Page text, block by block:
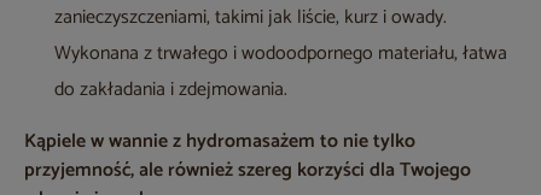
zanieczyszczeniami, takimi jak liście, kurz i owady.
Wykonana z trwałego i wodoodpornego materiału, łatwa
do zakładania i zdejmowania.
Kąpiele w wannie z hydromasażem to nie tylko
przyjemność, ale również szereg korzyści dla Twojego